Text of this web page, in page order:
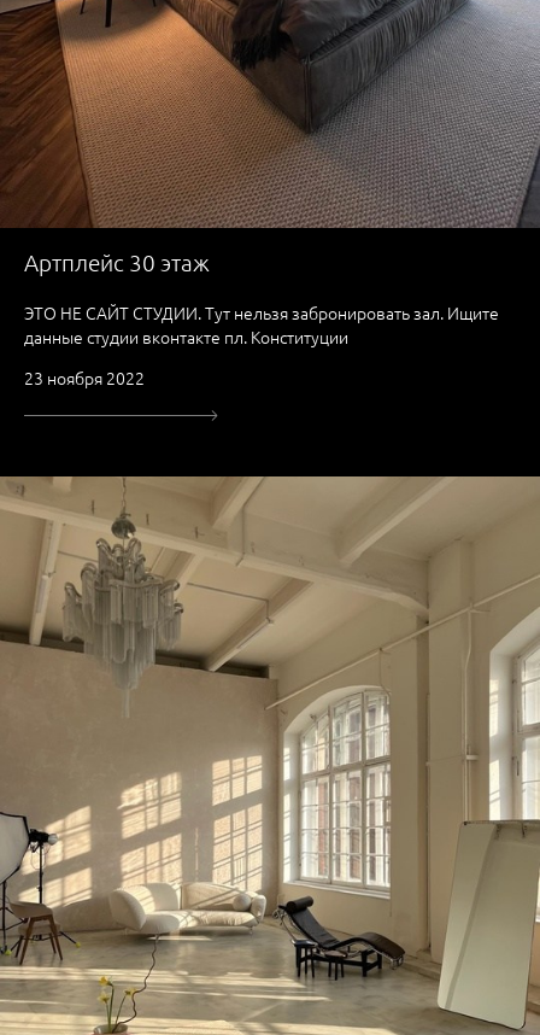
Артплейс 30 этаж
ЭТО НЕ САЙТ СТУДИИ. Тут нельзя забронировать зал. Ищите
данные студии вконтакте пл. Конституции
23 ноября 2022